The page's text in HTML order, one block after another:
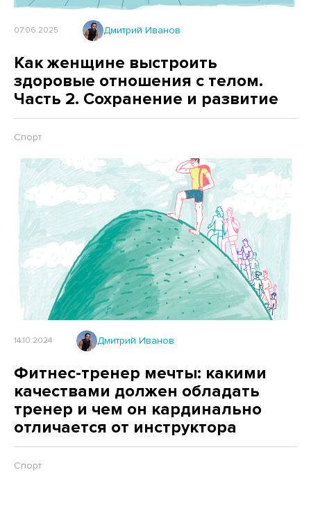
07.06.2025 Дмитрий Иванов
Как женщине выстроить
здоровые отношения с телом.
Часть 2. Сохранение и развитие
Спорт
14.10.2024 Дмитрий Иванов
Фитнес-тренер мечты: какими
качествами должен обладать
тренер и чем он кардинально
отличается от инструктора
Спорт